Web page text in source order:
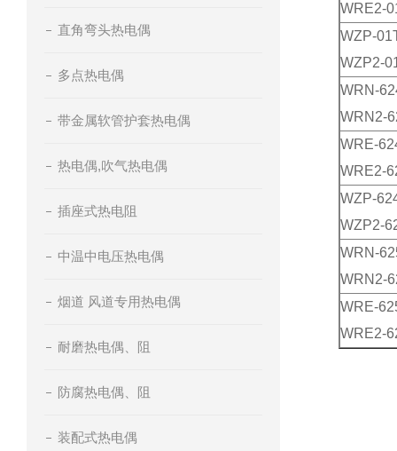
直角弯头热电偶
多点热电偶
带金属软管护套热电偶
热电偶,吹气热电偶
插座式热电阻
中温中电压热电偶
烟道 风道专用热电偶
耐磨热电偶、阻
防腐热电偶、阻
装配式热电偶
WRE2-
WZP-
WZP2-
WRN-
WRN2-
WRE-
WRE2-
WZP-
WZP2-
WRN-
WRN2-
WRE-
WRE2-